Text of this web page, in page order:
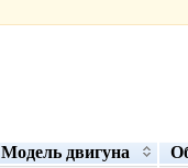
Модель двигуна